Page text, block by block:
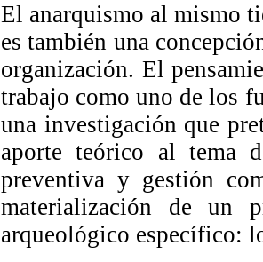
El anarquismo al mismo
es también una
organización. El
trabajo como uno de los
una investigación que
aporte teórico al tema
preventiva y gestión
materialización de un
arqueológico específico: